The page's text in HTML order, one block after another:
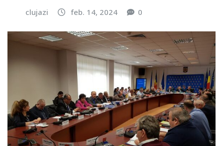
clujazi feb. 14, 2024 0